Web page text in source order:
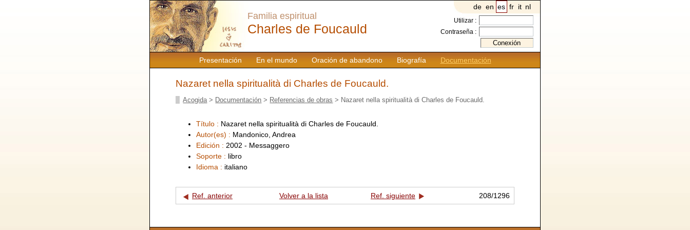
Presentación En el mundo Oración de abandono Biografía Documentación
Familia espiritual
Charles de Foucauld
de en es fr it nl
Utilizar :
Contraseña :
Nazaret nella spiritualità di Charles de Foucauld.
Acogida > Documentación > Referencias de obras > Nazaret nella spiritualità di Charles de Foucauld.
Título : Nazaret nella spiritualità di Charles de Foucauld.
Autor(es) : Mandonico, Andrea
Edición : 2002 - Messaggero
Soporte : libro
Idioma : italiano
Ref. anterior Volver a la lista Ref. siguiente 208/1296